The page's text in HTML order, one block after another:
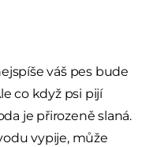
váš pes bude
co když psi pijí
je přirozeně slaná.
vypije, může